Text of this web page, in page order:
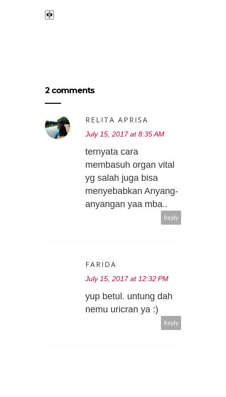
2 comments
RELITA APRISA
July 15, 2017 at 8:35 AM
ternyata cara
membasuh organ vital
yg salah juga bisa
menyebabkan Anyang-
anyangan yaa mba..
Reply
FARIDA
July 15, 2017 at 12:32 PM
yup betul. untung dah
nemu uricran ya :)
Reply